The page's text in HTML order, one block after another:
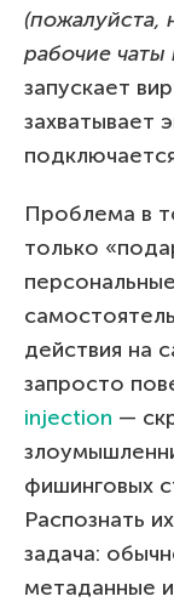
(пожалуйста,
рабочие чаты
запускает
захватывает
Проблема в
только
действия на
запросто
injection —
фишинговых
Распознать
задача:
метаданные